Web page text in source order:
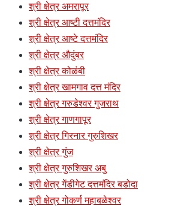
श्री क्षेत्र अमरापूर
श्री क्षेत्र आष्टी दत्तमंदिर
श्री क्षेत्र आष्टे दत्तमंदिर
श्री क्षेत्र औदुंबर
श्री क्षेत्र कोळंबी
श्री क्षेत्र खामगाव दत्त मंदिर
श्री क्षेत्र गरुडेश्वर गुजराथ
श्री क्षेत्र गाणगापूर
श्री क्षेत्र गिरनार गुरुशिखर
श्री क्षेत्र गुंज
श्री क्षेत्र गुरुशिखर अबु
श्री क्षेत्र गेंडीगेट दत्तमंदिर बडोदा
श्री क्षेत्र गोकर्ण महाबळेश्वर